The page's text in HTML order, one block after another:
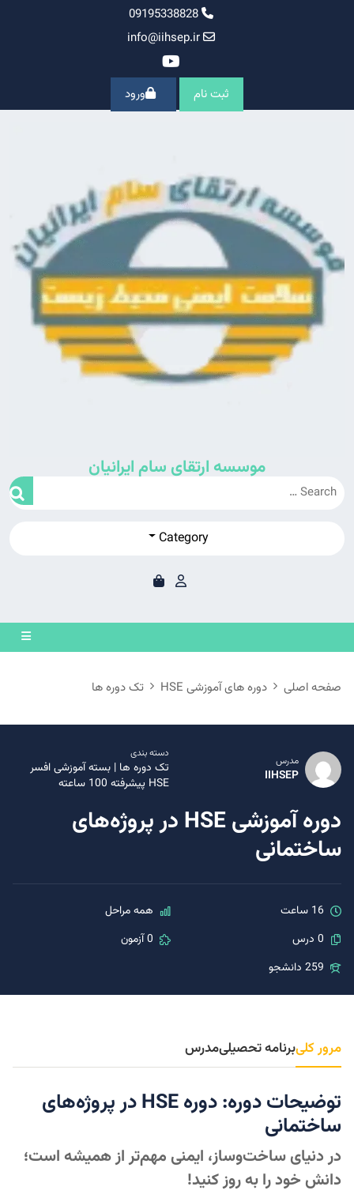
09195338828
info@iihsep.ir
ثبت نام ورود
موسسه ارتقای سام ایرانیان
Category
صفحه اصلی دوره های آموزشی HSE تک دوره ها
مدرس
IIHSEP
دسته بندی
تک دوره ها | بسته آموزشی افسر
HSE پیشرفته 100 ساعته
دوره آموزشی HSE در پروژه‌های
ساختمانی
16 ساعت
همه مراحل
0 درس
0 آزمون
259 دانشجو
مرور کلیبرنامه تحصیلیمدرس
توضیحات دوره: دوره HSE در پروژه‌های
ساختمانی
در دنیای ساخت‌وساز، ایمنی مهم‌تر از همیشه است؛
دانش خود را به روز کنید!